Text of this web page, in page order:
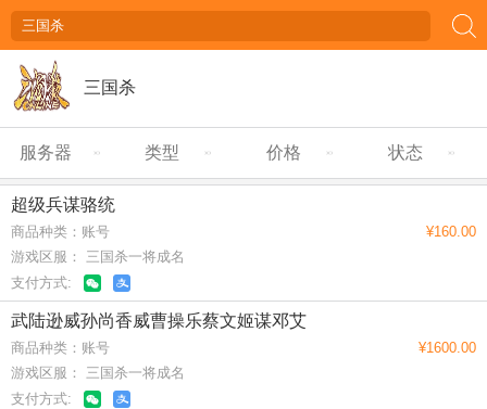
三国杀
服务器 类型 价格 状态
超级兵谋骆统
商品种类：账号
游戏区服： 三国杀一将成名
支付方式:
¥160.00
武陆逊威孙尚香威曹操乐蔡文姬谋邓艾
商品种类：账号
游戏区服： 三国杀一将成名
支付方式:
¥1600.00